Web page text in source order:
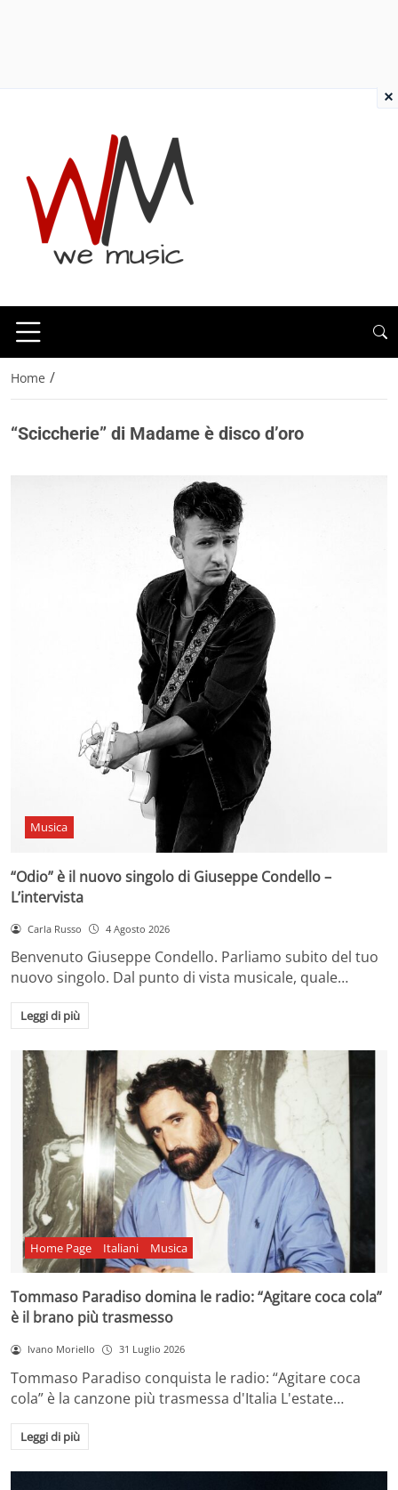
Home /
“Sciccherie” di Madame è disco d’oro
Musica
“Odio” è il nuovo singolo di Giuseppe Condello –
L’intervista
Carla Russo 4 Agosto 2026
Benvenuto Giuseppe Condello. Parliamo subito del tuo
nuovo singolo. Dal punto di vista musicale, quale…
Leggi di più
Home Page Italiani Musica
Tommaso Paradiso domina le radio: “Agitare coca cola”
è il brano più trasmesso
Ivano Moriello 31 Luglio 2026
Tommaso Paradiso conquista le radio: “Agitare coca
cola” è la canzone più trasmessa d'Italia L'estate…
Leggi di più
×